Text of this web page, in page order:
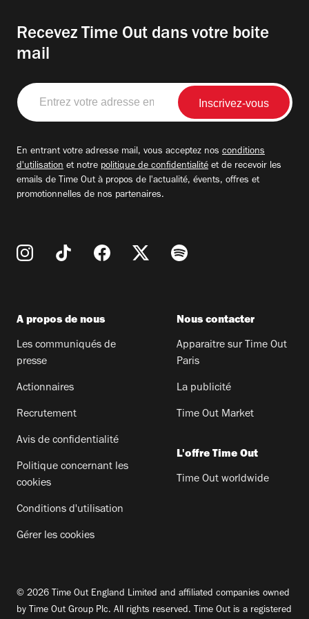
Recevez Time Out dans votre boite
mail
Entrez
votre
adresse
En entrant votre adresse mail, vous acceptez nos conditions
d'utilisation et notre politique de confidentialité et de recevoir les
emails de Time Out à propos de l'actualité, évents, offres et
promotionnelles de nos partenaires.
A propos de nous
Les communiqués de
presse
Actionnaires
Recrutement
Avis de confidentialité
Politique concernant les
cookies
Conditions d'utilisation
Gérer les cookies
Nous contacter
Apparaitre sur Time Out
Paris
La publicité
Time Out Market
L'offre Time Out
Time Out worldwide
© 2026 Time Out England Limited and affiliated companies owned
by Time Out Group Plc. All rights reserved. Time Out is a registered